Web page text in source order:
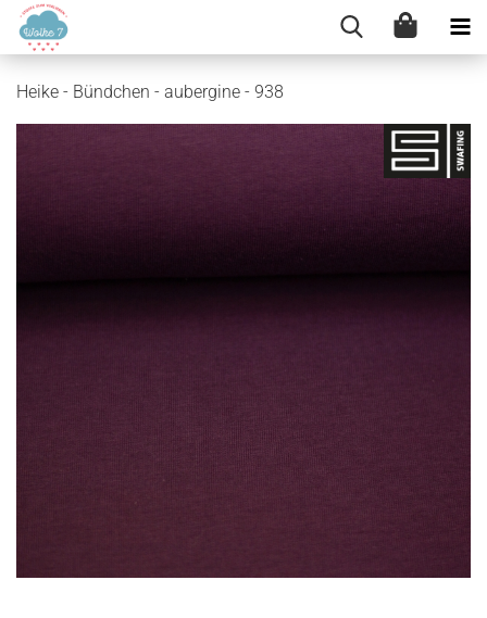
Heike - Bündchen - aubergine - 938